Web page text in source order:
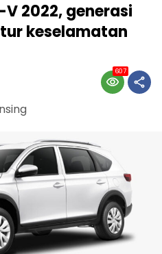
V 2022, generasi
keselamatan
607